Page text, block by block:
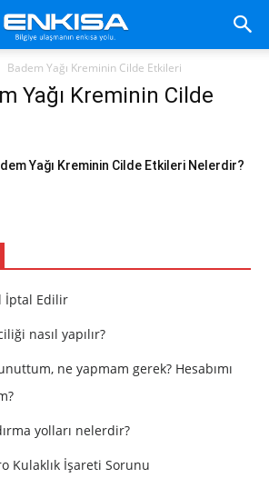
Badem Yağı Kreminin Cilde Etkileri
Yağı Kreminin Cilde
Yağı Kreminin Cilde Etkileri Nelerdir?
İptal Edilir
nasıl yapılır?
ne yapmam gerek? Hesabımı
yolları nelerdir?
Kulaklık İşareti Sorunu